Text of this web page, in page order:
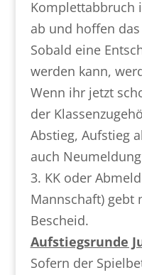
Komplettabbruch
ab und hoffen
Sobald eine
werden kann,
Wenn ihr jetzt
der
Abstieg, Aufstieg
auch
3. KK oder
Mannschaft) gebt
Bescheid.
Aufstiegsrunde
Sofern der